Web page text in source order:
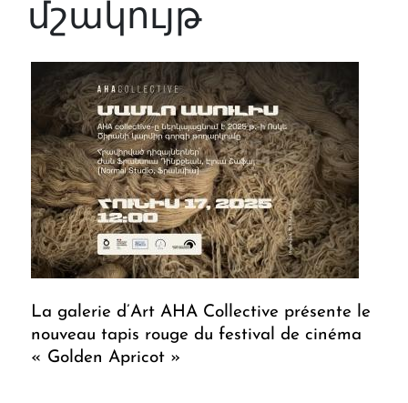
մշակույթ
La galerie d’Art AHA Collective présente le
nouveau tapis rouge du festival de cinéma
« Golden Apricot »